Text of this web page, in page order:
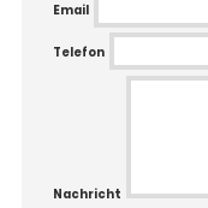
Email
Telefon
Nachricht